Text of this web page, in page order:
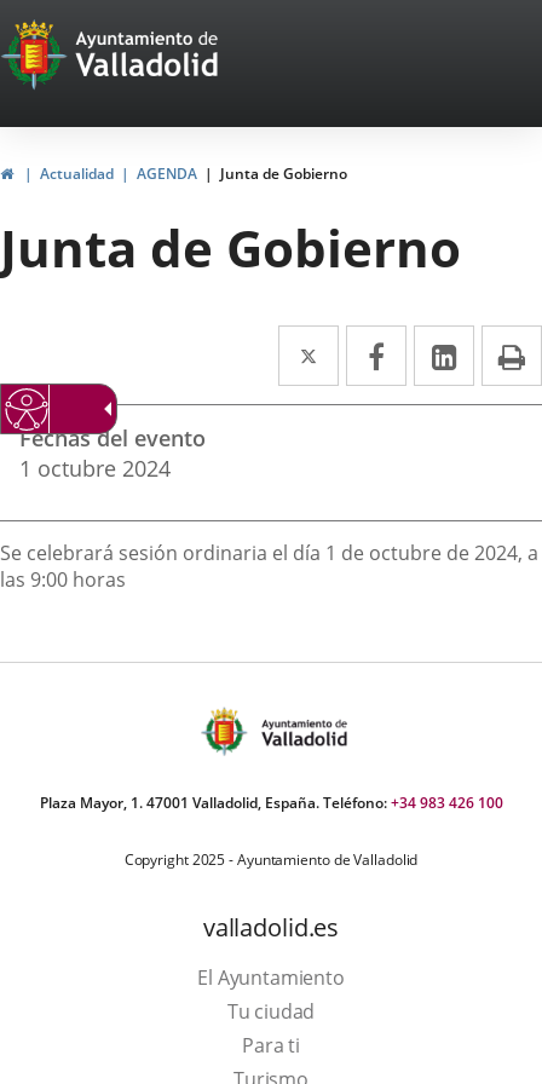
Portal
Web
del
Ayuntamiento
de
Valladolid
HomeActualidad AGENDA Junta de Gobierno
Junta de Gobierno
Twitter
Enlace
a
externa.
Facebook
Enlace
a
externa.
Enlace
a
Datos
del
evento
Fechas del evento
1 octubre 2024
Descripción
Se celebrará sesión ordinaria el día 1 de octubre de 2024, a
las 9:00 horas
Plaza Mayor, 1. 47001 Valladolid, España. Teléfono:+34 983 426 100
Copyright 2025 - Ayuntamiento de Valladolid
valladolid.es
El Ayuntamiento
Tu ciudad
Para ti
This